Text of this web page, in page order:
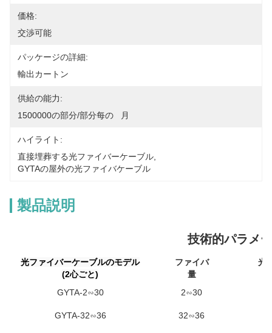
価格:
交渉可能
パッケージの詳細:
輸出カートン
供給の能力:
1500000の部分/部分每の   月
ハイライト:
直接埋葬する光ファイバーケーブル
GYTAの屋外の光ファイバケーブル
製品説明
技術的パラメ
光ファイバーケーブルのモデル
(2心ごと)
ファイバ
量
光
GYTA-2∽30
2∽30
GYTA-32∽36 32∽36